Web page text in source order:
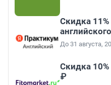
Скидка
английского
До 31 августа,
Скидка
₽